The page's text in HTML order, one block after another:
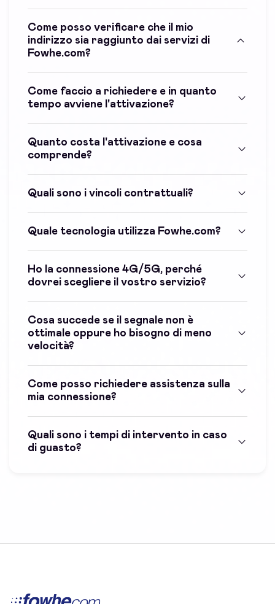
Come posso verificare che il mio
indirizzo sia raggiunto dai servizi di
Fowhe.com?
Come faccio a richiedere e in quanto
tempo avviene l'attivazione?
Quanto costa l'attivazione e cosa
comprende?
Quali sono i vincoli contrattuali?
Quale tecnologia utilizza Fowhe.com?
Ho la connessione 4G/5G, perché
dovrei scegliere il vostro servizio?
Cosa succede se il segnale non è
ottimale oppure ho bisogno di meno
velocità?
Come posso richiedere assistenza sulla
mia connessione?
Quali sono i tempi di intervento in caso
di guasto?